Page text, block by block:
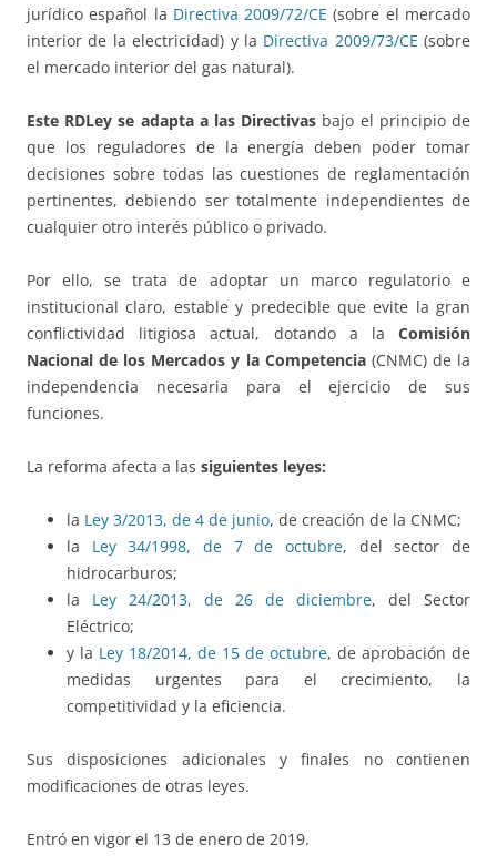
jurídico español la Directiva 2009/72/CE (sobre el mercado
interior de la electricidad) y la Directiva 2009/73/CE (sobre
el mercado interior del gas natural).
Este RDLey se adapta a las Directivas bajo el principio de
que los reguladores de la energía deben poder tomar
decisiones sobre todas las cuestiones de reglamentación
pertinentes, debiendo ser totalmente independientes de
cualquier otro interés público o privado.
Por ello, se trata de adoptar un marco regulatorio e
institucional claro, estable y predecible que evite la gran
conflictividad litigiosa actual, dotando a la Comisión
Nacional de los Mercados y la Competencia(CNMC) de la
independencia necesaria para el ejercicio de sus
funciones.
La reforma afecta a las siguientes leyes:
la Ley 3/2013, de 4 de junio, de creación de la CNMC;
la Ley 34/1998, de 7 de octubre, del sector de
hidrocarburos;
la Ley 24/2013, de 26 de diciembre, del Sector
Eléctrico;
y la Ley 18/2014, de 15 de octubre, de aprobación de
medidas urgentes para el crecimiento, la
competitividad y la eficiencia.
Sus disposiciones adicionales y finales no contienen
modificaciones de otras leyes.
Entró en vigor el 13 de enero de 2019.